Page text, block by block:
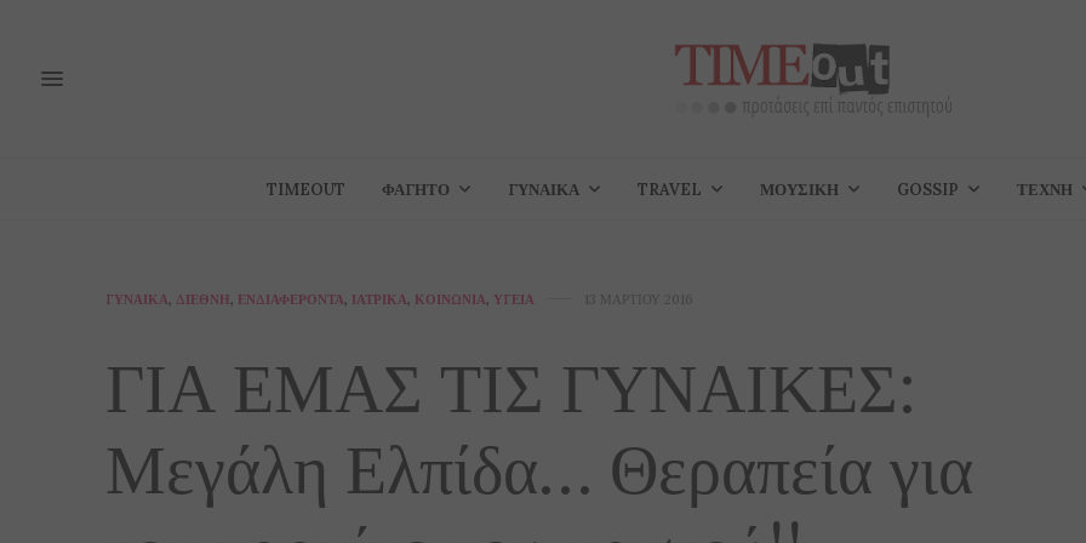
TIMEOUT ΦΑΓΗΤΌ ΓΥΝΑΊΚΑ TRAVEL ΜΟΥΣΙΚΉ GOSSIP ΤΈΧΝΗ
ΓΥΝΑΊΚΑ, ΔΙΕΘΝΉ, ΕΝΔΙΑΦΈΡΟΝΤΑ, ΙΑΤΡΙΚΆ, ΚΟΙΝΩΝΊΑ, ΥΓΕΊΑ 13 ΜΑΡΤΊΟΥ 2016
ΓΙΑ ΕΜΑΣ ΤΙΣ ΓΥΝΑΙΚΕΣ:
Μεγάλη Ελπίδα… Θεραπεία για